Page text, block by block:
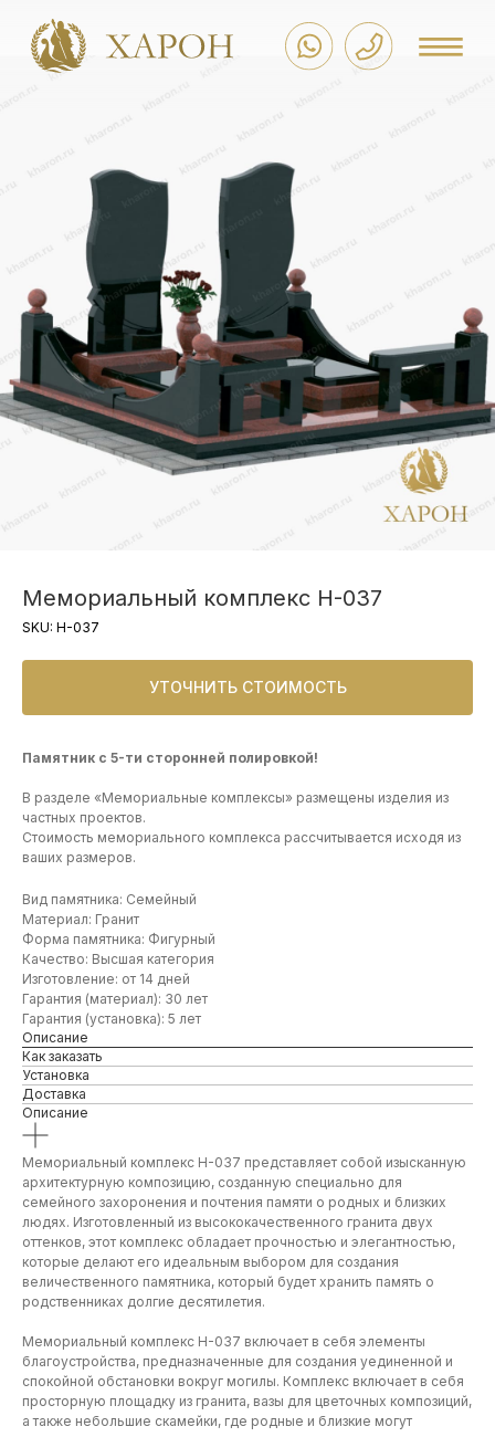
Мемориальный комплекс Н-037
SKU: Н-037
УТОЧНИТЬ СТОИМОСТЬ
Памятник с 5-ти сторонней полировкой!
В разделе «Мемориальные комплексы» размещены изделия из
частных проектов.
Стоимость мемориального комплекса рассчитывается исходя из
ваших размеров.
Вид памятника: Семейный
Материал: Гранит
Форма памятника: Фигурный
Качество: Высшая категория
Изготовление: от 14 дней
Гарантия (материал): 30 лет
Гарантия (установка): 5 лет
Описание
Как заказать
Установка
Доставка
Описание
Мемориальный комплекс Н-037 представляет собой изысканную
архитектурную композицию, созданную специально для
семейного захоронения и почтения памяти о родных и близких
людях. Изготовленный из высококачественного гранита двух
оттенков, этот комплекс обладает прочностью и элегантностью,
которые делают его идеальным выбором для создания
величественного памятника, который будет хранить память о
родственниках долгие десятилетия.
Мемориальный комплекс Н-037 включает в себя элементы
благоустройства, предназначенные для создания уединенной и
спокойной обстановки вокруг могилы. Комплекс включает в себя
просторную площадку из гранита, вазы для цветочных композиций,
а также небольшие скамейки, где родные и близкие могут